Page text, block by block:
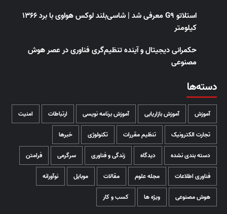
استلاتو G9 معرفی شد | شاسی‌بلند لوکس هواوی با برد ۱۳۶۶
کیلومتر
حکمرانی دیجیتال و آینده تنظیم‌گری فناوری در عصر هوش
مصنوعی
دسته‌ها
آموزش آموزش بازاریابی آموزش برنامه نویسی ارتباطات امنیت
تجارت الکترونیک تنظیم مقررات تکنولوژی خبرها
دسته بندی نشده دیدگاه زندگی و فناوری سرگرمی فرامتن
فناوری اطلاعات مجله علوم مقالات موبایل نوآورانه
هوش مصنوعی ویژه ها کسب و کار